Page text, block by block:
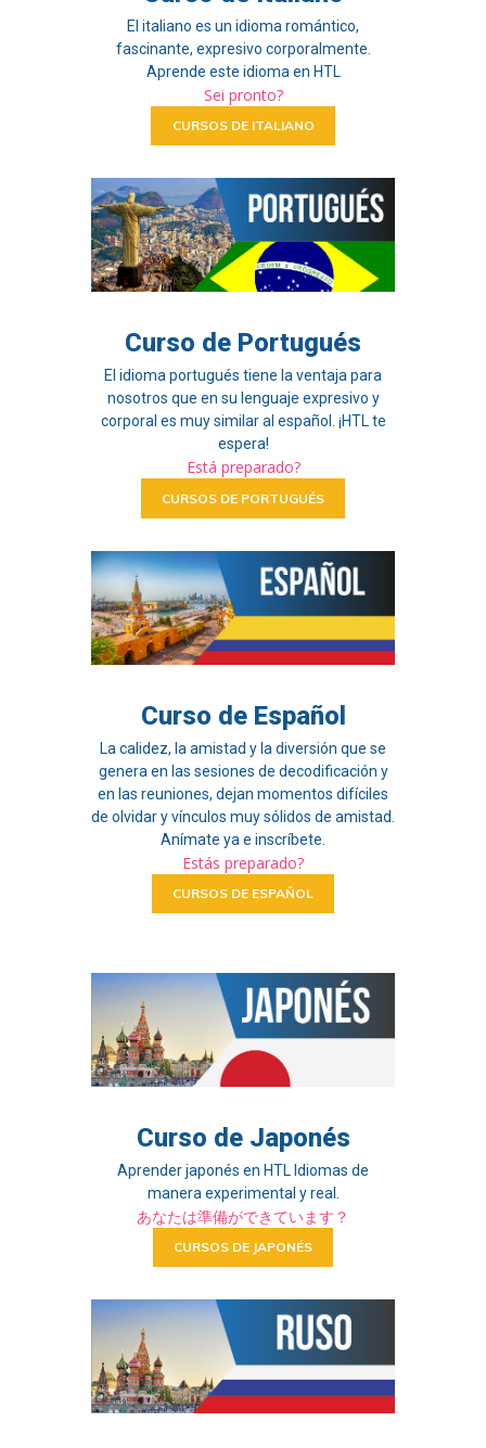
El italiano es un idioma romántico,
fascinante, expresivo corporalmente.
Aprende este idioma en HTL
Sei pronto?
CURSOS DE ITALIANO
Curso de Portugués
El idioma portugués tiene la ventaja para
nosotros que en su lenguaje expresivo y
corporal es muy similar al español. ¡HTL te
espera!
Está preparado?
CURSOS DE PORTUGUÉS
Curso de Español
La calidez, la amistad y la diversión que se
genera en las sesiones de decodificación y
en las reuniones, dejan momentos difíciles
de olvidar y vínculos muy sólidos de amistad.
Anímate ya e inscríbete.
Estás preparado?
CURSOS DE ESPAÑOL
Curso de Japonés
Aprender japonés en HTL Idiomas de
manera experimental y real.
あなたは準備ができています？
CURSOS DE JAPONÉS